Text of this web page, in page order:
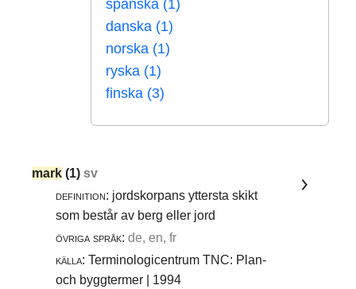
spanska (1)
danska (1)
norska (1)
ryska (1)
finska (3)
mark (1)sv
definition: jordskorpans yttersta skikt
som består av berg eller jord
övriga språk: de, en, fr
källa: Terminologicentrum TNC: Plan-
och byggtermer | 1994